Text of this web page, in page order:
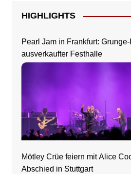
HIGHLIGHTS
Pearl Jam in Frankfurt:
ausverkaufter Festhalle
Mötley Crüe feiern mit Alice
Abschied in Stuttgart